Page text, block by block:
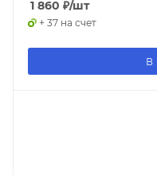
1 860 ₽/шт
+ 37 на счет
В